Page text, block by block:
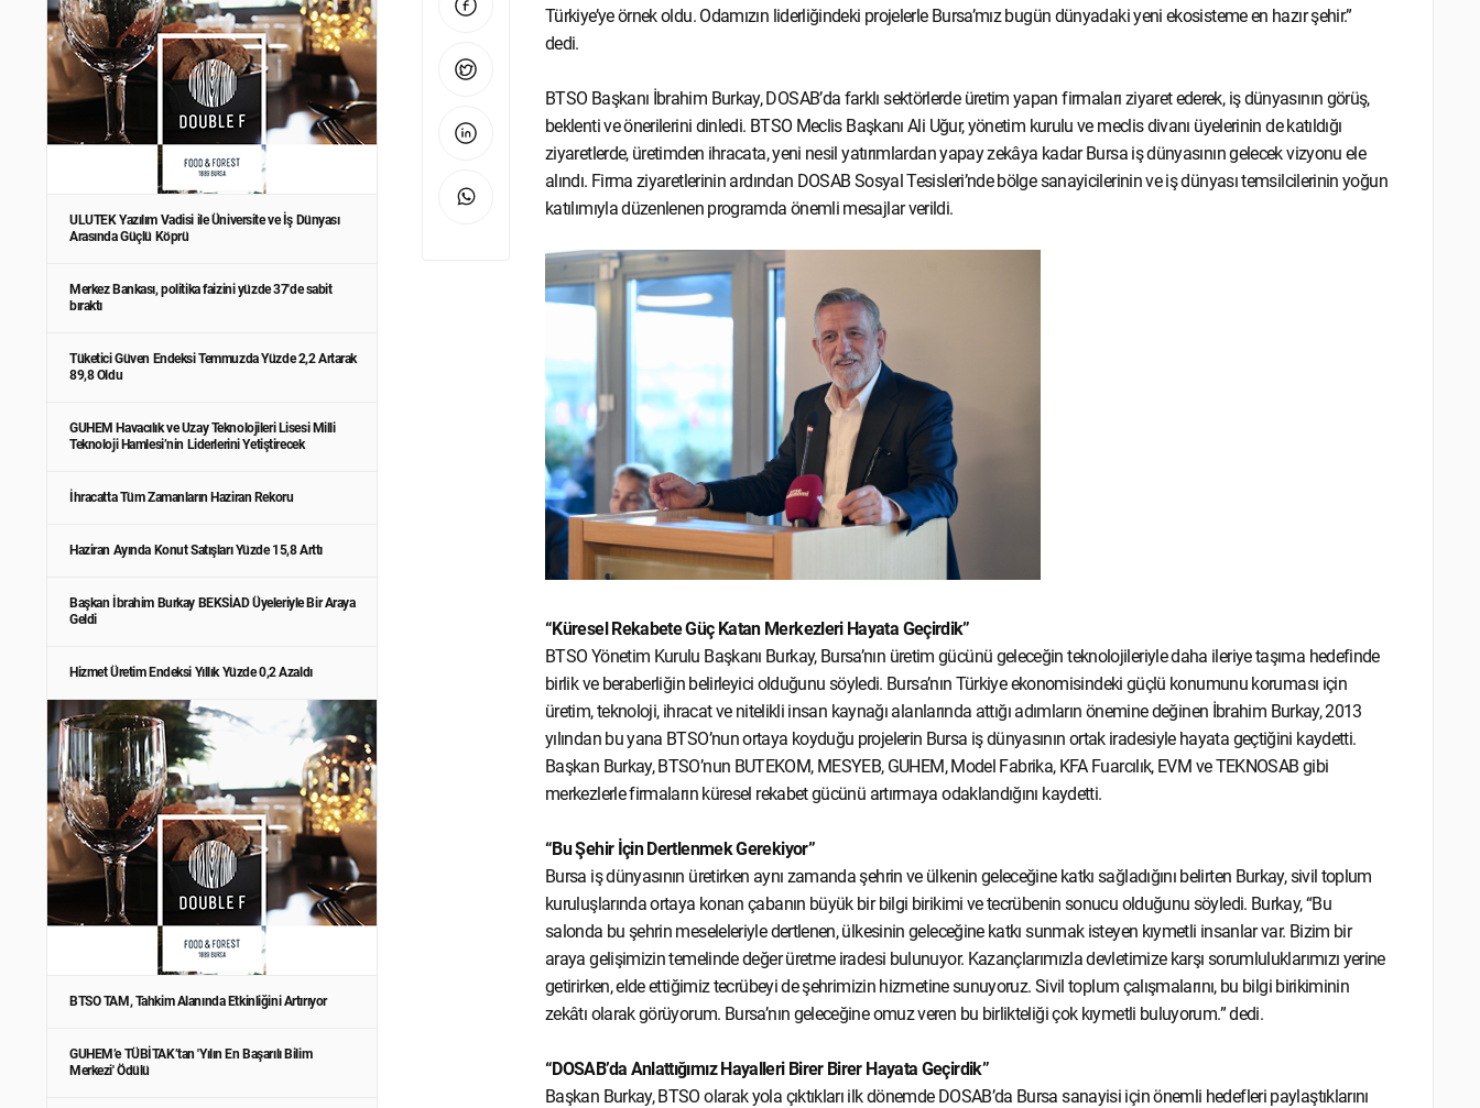
ULUTEK Yazılım Vadisi ile Üniversite ve İş Dünyası
Arasında Güçlü Köprü
Merkez Bankası, politika faizini yüzde 37'de sabit
bıraktı
Tüketici Güven Endeksi Temmuzda Yüzde 2,2 Artarak
89,8 Oldu
GUHEM Havacılık ve Uzay Teknolojileri Lisesi Milli
Teknoloji Hamlesi’nin Liderlerini Yetiştirecek
İhracatta Tüm Zamanların Haziran Rekoru
Haziran Ayında Konut Satışları Yüzde 15,8 Arttı
Başkan İbrahim Burkay BEKSİAD Üyeleriyle Bir Araya
Geldi
Hizmet Üretim Endeksi Yıllık Yüzde 0,2 Azaldı
BTSO TAM, Tahkim Alanında Etkinliğini Artırıyor
GUHEM’e TÜBİTAK’tan 'Yılın En Başarılı Bilim
Merkezi' Ödülü
Türkiye’ye örnek oldu. Odamızın liderliğindeki projelerle Bursa’mız bugün dünyadaki yeni ekosisteme en hazır şehir.”
dedi.
BTSO Başkanı İbrahim Burkay, DOSAB’da farklı sektörlerde üretim yapan firmaları ziyaret ederek, iş dünyasının görüş,
beklenti ve önerilerini dinledi. BTSO Meclis Başkanı Ali Uğur, yönetim kurulu ve meclis divanı üyelerinin de katıldığı
ziyaretlerde, üretimden ihracata, yeni nesil yatırımlardan yapay zekâya kadar Bursa iş dünyasının gelecek vizyonu ele
alındı. Firma ziyaretlerinin ardından DOSAB Sosyal Tesisleri’nde bölge sanayicilerinin ve iş dünyası temsilcilerinin yoğun
katılımıyla düzenlenen programda önemli mesajlar verildi.
“Küresel Rekabete Güç Katan Merkezleri Hayata Geçirdik”
BTSO Yönetim Kurulu Başkanı Burkay, Bursa’nın üretim gücünü geleceğin teknolojileriyle daha ileriye taşıma hedefinde
birlik ve beraberliğin belirleyici olduğunu söyledi. Bursa’nın Türkiye ekonomisindeki güçlü konumunu koruması için
üretim, teknoloji, ihracat ve nitelikli insan kaynağı alanlarında attığı adımların önemine değinen İbrahim Burkay, 2013
yılından bu yana BTSO’nun ortaya koyduğu projelerin Bursa iş dünyasının ortak iradesiyle hayata geçtiğini kaydetti.
Başkan Burkay, BTSO’nun BUTEKOM, MESYEB, GUHEM, Model Fabrika, KFA Fuarcılık, EVM ve TEKNOSAB gibi
merkezlerle firmaların küresel rekabet gücünü artırmaya odaklandığını kaydetti.
“Bu Şehir İçin Dertlenmek Gerekiyor”
Bursa iş dünyasının üretirken aynı zamanda şehrin ve ülkenin geleceğine katkı sağladığını belirten Burkay, sivil toplum
kuruluşlarında ortaya konan çabanın büyük bir bilgi birikimi ve tecrübenin sonucu olduğunu söyledi. Burkay, “Bu
salonda bu şehrin meseleleriyle dertlenen, ülkesinin geleceğine katkı sunmak isteyen kıymetli insanlar var. Bizim bir
araya gelişimizin temelinde değer üretme iradesi bulunuyor. Kazançlarımızla devletimize karşı sorumluluklarımızı yerine
getirirken, elde ettiğimiz tecrübeyi de şehrimizin hizmetine sunuyoruz. Sivil toplum çalışmalarını, bu bilgi birikiminin
zekâtı olarak görüyorum. Bursa’nın geleceğine omuz veren bu birlikteliği çok kıymetli buluyorum.” dedi.
“DOSAB’da Anlattığımız Hayalleri Birer Birer Hayata Geçirdik”
Başkan Burkay, BTSO olarak yola çıktıkları ilk dönemde DOSAB’da Bursa sanayisi için önemli hedefleri paylaştıklarını